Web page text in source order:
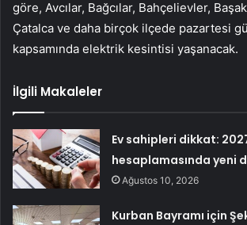
göre, Avcılar, Bağcılar, Bahçelievler,
Çatalca ve daha birçok ilçede pazartesi
kapsamında elektrik kesintisi yaşanacak.
İlgili Makaleler
Ev sahipleri dikkat:
hesaplamasında yeni
Ağustos 10, 2026
Kurban Bayramı için